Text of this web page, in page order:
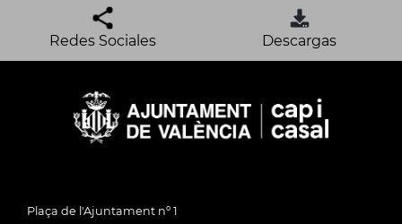
Redes Sociales Descargas
Plaça de l'Ajuntament nº 1